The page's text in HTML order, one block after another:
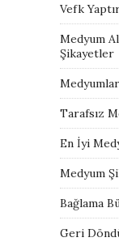
Vefk
Medyum
Şikayetler
Tarafsız
En İyi
Medyum
Bağlama
Geri